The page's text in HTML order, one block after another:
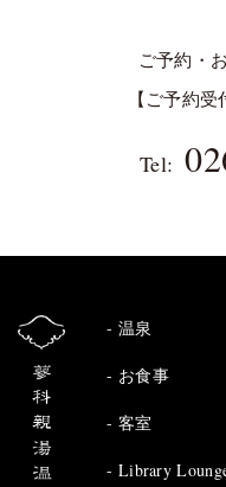
ご予約・
【ご予約
Tel:
温泉
お食事
客室
Library